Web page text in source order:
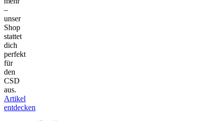
–
unser
Shop
stattet
dich
perfekt
für
den
CSD
aus.
Artikel
entdecken